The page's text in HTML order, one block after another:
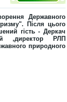
Державного
Після цього
гість - Деркач
,директор РЛП
природного